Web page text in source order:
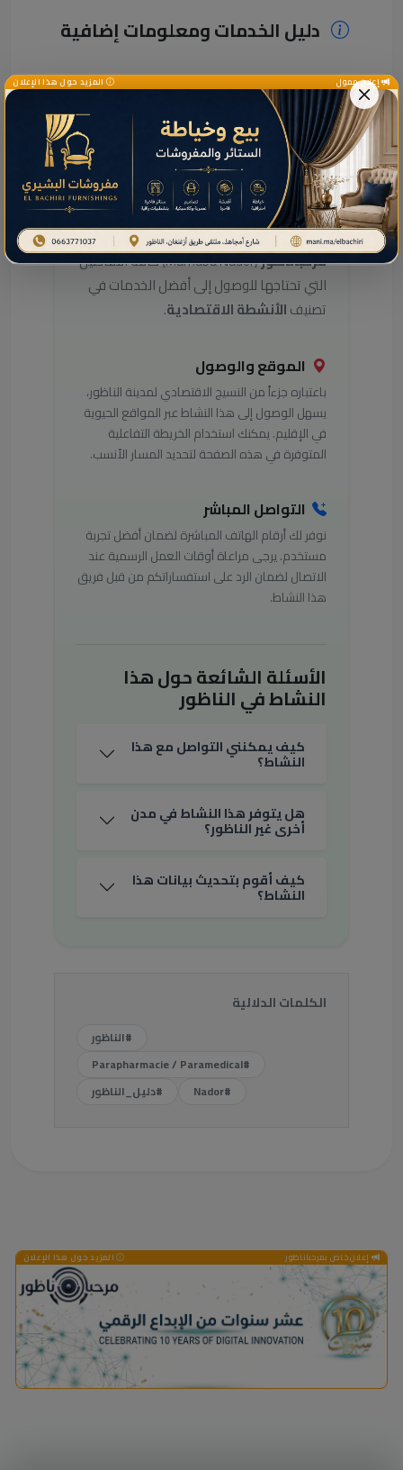
دليل الخدمات ومعلومات إضافية
دليل خدمات هذا النشاط
بالناظور
هل تبحث عن معلومات التواصل مع
هذا
النشاطفي مدينة الناظور؟ يوفر لكدليل
مرحباناظور
(Marhaba Nador) كافة التفاصيل
التي تحتاجها للوصول إلى أفضل الخدمات في
تصنيفالأنشطة الاقتصادية.
الموقع والوصول
باعتباره جزءاً من النسيج الاقتصادي لمدينة الناظور،
يسهل الوصول إلى هذا النشاط عبر المواقع الحيوية
في الإقليم. يمكنك استخدام الخريطة التفاعلية
المتوفرة في هذه الصفحة لتحديد المسار الأنسب.
التواصل المباشر
نوفر لك أرقام الهاتف المباشرة لضمان أفضل تجربة
مستخدم. يرجى مراعاة أوقات العمل الرسمية عند
الاتصال لضمان الرد على استفساراتكم من قبل فريق
هذا النشاط.
الأسئلة الشائعة حول هذا
النشاط في الناظور
كيف يمكنني التواصل مع هذا
النشاط؟
هل يتوفر هذا النشاط في مدن
أخرى غير الناظور؟
كيف أقوم بتحديث بيانات هذا
النشاط؟
الكلمات الدلالية
#الناظور
#Parapharmacie / Paramedical
#Nador
#دليل_الناظور
إعلان خاص بمرحباناظور المزيد حول هذا الإعلان
إعلان ممول المزيد حول هذا الإعلان